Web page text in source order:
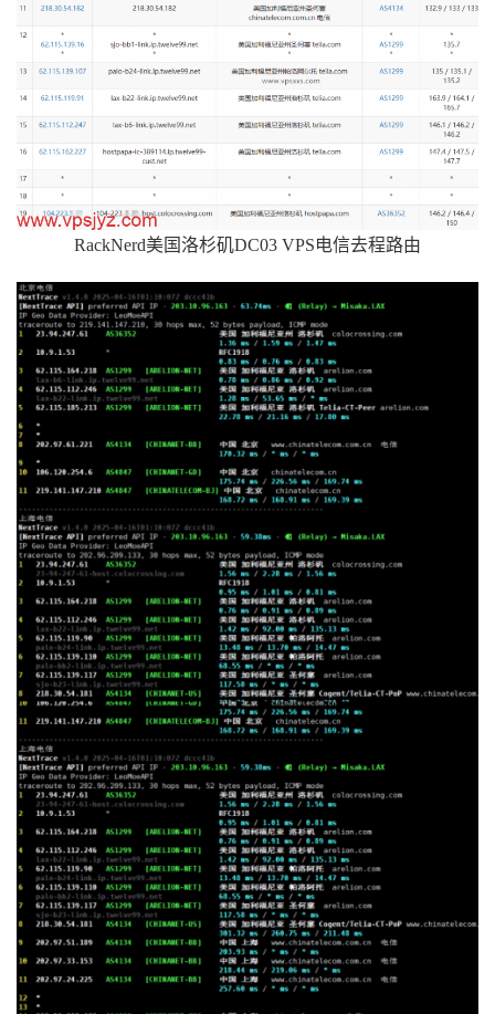
RackNerd美国洛杉矶DC03 VPS电信去程路由